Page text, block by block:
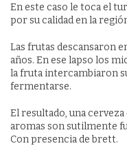
En este caso le toca el
por su calidad en la
Las frutas descansaron
años. En ese lapso los
la fruta intercambiaron
fermentarse.
El resultado, una
aromas son sutilmente
Con presencia de brett.